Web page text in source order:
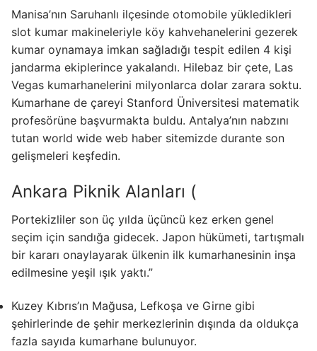
Manisa’nın Saruhanlı ilçesinde otomobile yükledikleri
slot kumar makineleriyle köy kahvehanelerini gezerek
kumar oynamaya imkan sağladığı tespit edilen 4 kişi
jandarma ekiplerince yakalandı. Hilebaz bir çete, Las
Vegas kumarhanelerini milyonlarca dolar zarara soktu.
Kumarhane de çareyi Stanford Üniversitesi matematik
profesörüne başvurmakta buldu. Antalya’nın nabzını
tutan world wide web haber sitemizde durante son
gelişmeleri keşfedin.
Ankara Piknik Alanları (
Portekizliler son üç yılda üçüncü kez erken genel
seçim için sandığa gidecek. Japon hükümeti, tartışmalı
bir kararı onaylayarak ülkenin ilk kumarhanesinin inşa
edilmesine yeşil ışık yaktı.”
Kuzey Kıbrıs’ın Mağusa, Lefkoşa ve Girne gibi
şehirlerinde de şehir merkezlerinin dışında da oldukça
fazla sayıda kumarhane bulunuyor.